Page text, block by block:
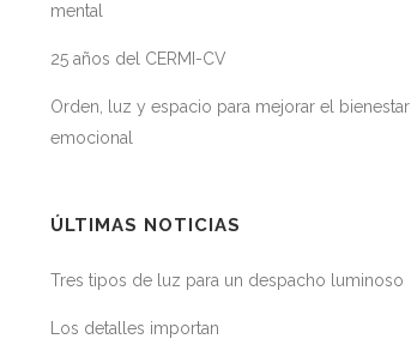
mental
25 años del CERMI-CV
Orden, luz y espacio para mejorar el bienestar
emocional
ÚLTIMAS NOTICIAS
Tres tipos de luz para un despacho luminoso
Los detalles importan